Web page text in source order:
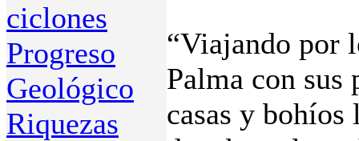
ciclones
Progreso
Geológico
Riquezas
“Viajando por
Palma con sus
casas y bohíos